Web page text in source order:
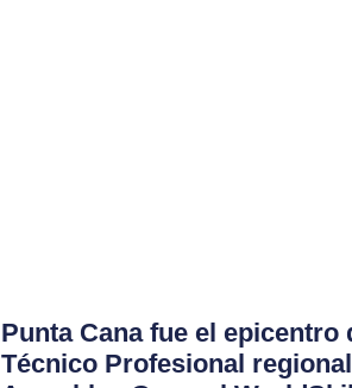
Punta Cana fue el epicentro
Técnico Profesional